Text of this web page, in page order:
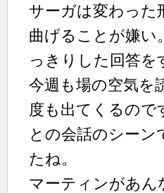
サーガは変わった
曲げることが嫌い
っきりした回答を
今週も場の空気を
度も出てくるので
との会話のシーン
たね。
マーティンがあん